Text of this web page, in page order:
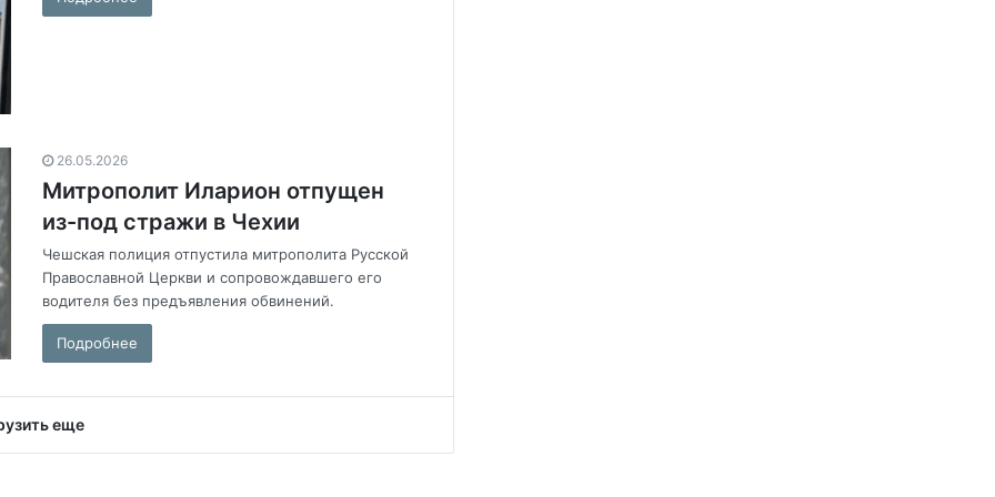
26.05.2026
Митрополит Иларион отпущен
из-под стражи в Чехии
Чешская полиция отпустила митрополита Русской
Православной Церкви и сопровождавшего его
водителя без предъявления обвинений.
Подробнее
еще